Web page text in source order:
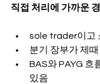
직접 처리에 가까운
sole trader이고
분기 장부가 제
BAS와 PAYG 흐
있음